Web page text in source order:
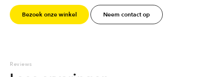
Bezoek onze winkel Neem contact op
Reviews